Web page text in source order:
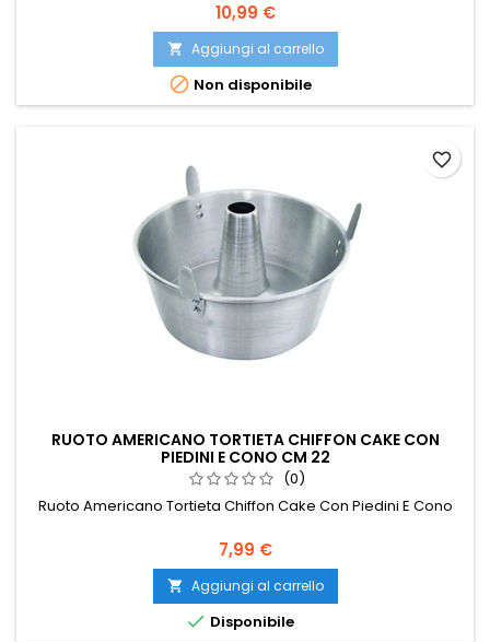
Prezzo
10,99 €
 Aggiungi al carrello
 Non disponibile
RUOTO AMERICANO TORTIETA CHIFFON CAKE CON
PIEDINI E CONO CM 22
(0)
Ruoto Americano Tortieta Chiffon Cake Con Piedini E Cono
Prezzo
7,99 €
 Aggiungi al carrello
 Disponibile
favorite_border